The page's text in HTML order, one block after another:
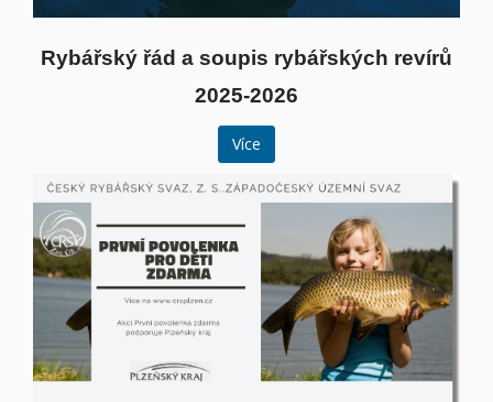
Rybářský řád a soupis rybářských revírů
2025-2026
Více